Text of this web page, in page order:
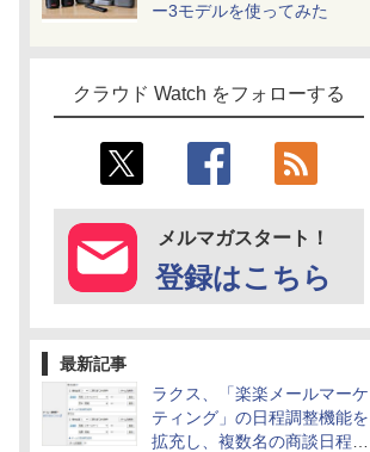
ー3モデルを使ってみた
クラウド Watch をフォローする
メルマガスタート！
登録はこちら
最新記事
ラクス、「楽楽メールマーケ
ティング」の日程調整機能を
拡充し、複数名の商談日程調